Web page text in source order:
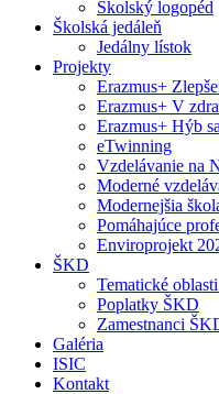
Školský logopéd
Školská jedáleň
Jedálny lístok
Projekty
Erazmus+
Erazmus+ V
Erazmus+ Hýb
eTwinning
Vzdelávanie na
Moderné
Modernejšia
Pomáhajúce
Enviroprojekt
ŠKD
Tematické
Poplatky ŠKD
Zamestnanci
Galéria
ISIC
Kontakt